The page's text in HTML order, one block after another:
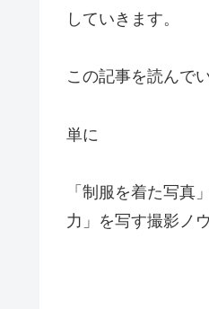
していきます。
この記事を読んで
単に
「制服を着た写真
力」を写す撮影ノ